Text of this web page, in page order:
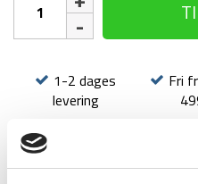
Sea
Summit
Cutlery
Spork
antal
1-2 dages
levering
Fri